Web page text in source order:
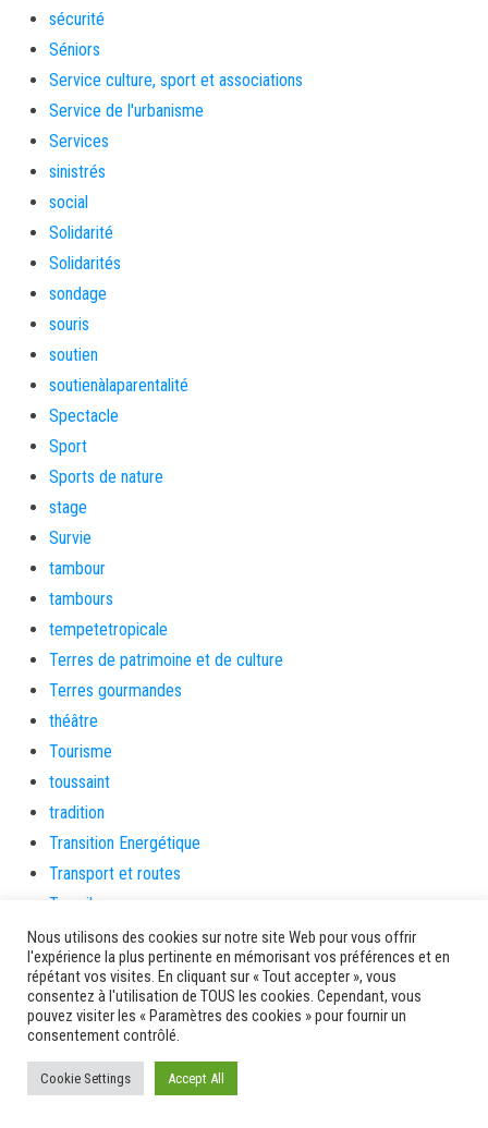
sécurité
Séniors
Service culture, sport et associations
Service de l'urbanisme
Services
sinistrés
social
Solidarité
Solidarités
sondage
souris
soutien
soutienàlaparentalité
Spectacle
Sport
Sports de nature
stage
Survie
tambour
tambours
tempetetropicale
Terres de patrimoine et de culture
Terres gourmandes
théâtre
Tourisme
toussaint
tradition
Transition Energétique
Transport et routes
Travail
Travaux
Travaux THD
travaux utiles
TSUNAMI
TZCLD
uncategorized
Nous utilisons des cookies sur notre site Web pour vous offrir
l'expérience la plus pertinente en mémorisant vos préférences et en
répétant vos visites. En cliquant sur « Tout accepter », vous
consentez à l'utilisation de TOUS les cookies. Cependant, vous
pouvez visiter les « Paramètres des cookies » pour fournir un
consentement contrôlé.
Cookie Settings Accept All